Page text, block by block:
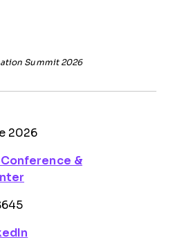
Summit 2026
2026
&